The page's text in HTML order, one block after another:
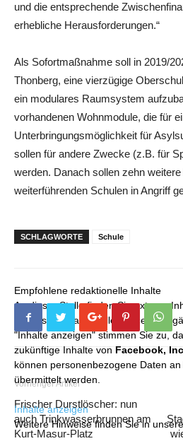
und die entsprechende
erhebliche Herausforderungen.“
Als Sofortmaßnahme soll in 2019/
Thonberg, eine vierzügige
ein modulares Raumsystem
vorhandenen Wohnmodule, die für
Unterbringungsmöglichkeit für
sollen für andere Zwecke (z.B. für
werden. Danach sollen zehn
weiterführenden Schulen in Angriff
SCHLAGWORTE Schule
Empfohlene redaktionelle Inhalte
An dieser Stelle finden Sie externe
die unser redaktionelles Angebot
"Inhalte anzeigen" stimmen Sie zu,
zukünftige Inhalte von Facebook,
können personenbezogene Daten
übermittelt werden.
Inhalte anzeigen
Weitere Hinweise finden Sie in
Vorheriger Artikel
Frischer Durstlöscher: nun
auch Trinkwasserbrunnen am
Kurt-Masur-Platz